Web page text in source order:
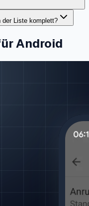
der Liste komplett?
Android